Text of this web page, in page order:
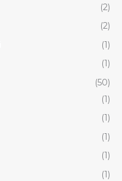
(2)
(2)
(1)
(1)
(50)
(1)
(1)
(1)
(1)
(1)